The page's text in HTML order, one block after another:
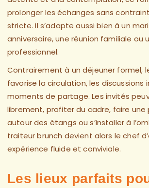
prolonger les échanges sans
stricte. Il s’adapte aussi bien à un
anniversaire, une réunion familiale ou
professionnel.
Contrairement à un déjeuner formel,
favorise la circulation, les discussions
moments de partage. Les invités
librement, profiter du cadre, faire une
autour des étangs ou s’installer à
traiteur brunch devient alors le chef
expérience fluide et conviviale.
Les lieux parfaits